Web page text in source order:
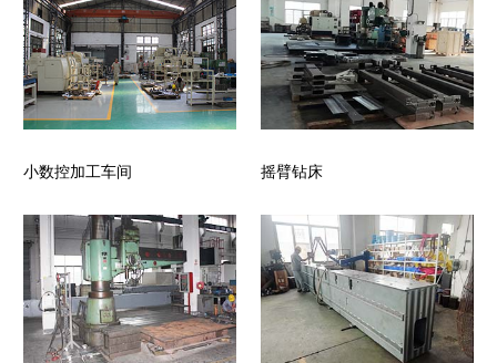
小数控加工车间 摇臂钻床